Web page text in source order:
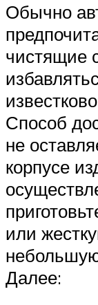
Обычно
чистящие
Способ
не
корпусе
или
Далее: